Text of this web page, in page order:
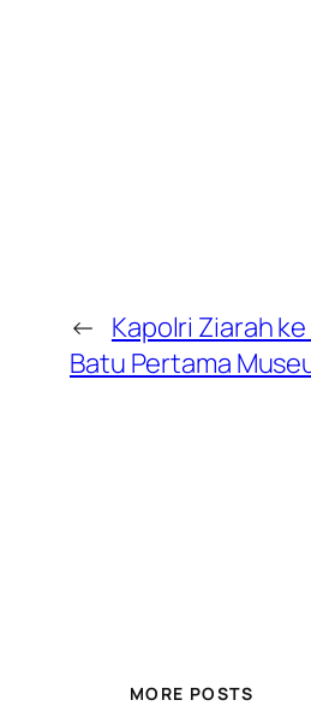
← Kapolri Ziarah
Batu Pertama
MORE POSTS